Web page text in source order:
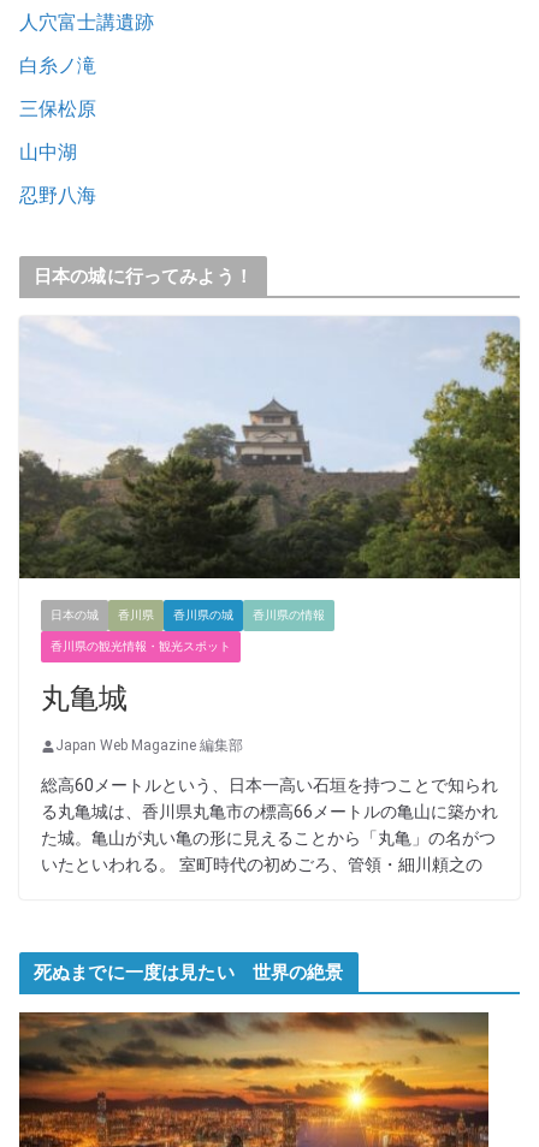
人穴富士講遺跡
白糸ノ滝
三保松原
山中湖
忍野八海
日本の城に行ってみよう！
日本の城 香川県 香川県の城 香川県の情報
香川県の観光情報・観光スポット
丸亀城
Japan Web Magazine 編集部
総高60メートルという、日本一高い石垣を持つことで知られ
る丸亀城は、香川県丸亀市の標高66メートルの亀山に築かれ
た城。亀山が丸い亀の形に見えることから「丸亀」の名がつ
いたといわれる。 室町時代の初めごろ、管領・細川頼之の
死ぬまでに一度は見たい 世界の絶景